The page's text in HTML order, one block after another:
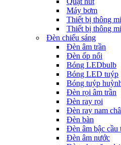
Máy bơm
Thiết bị thông
Thiết bị thông
Đèn chiếu sáng
Đèn âm trần
Đèn ốp nổi
Bóng LEDbulb
Bóng LED tuýp
Bóng tuýp
Đèn rọi âm trần
Đèn ray rọi
Đèn ray nam
Đèn bàn
Đèn âm bậc cầu
Đèn âm nước